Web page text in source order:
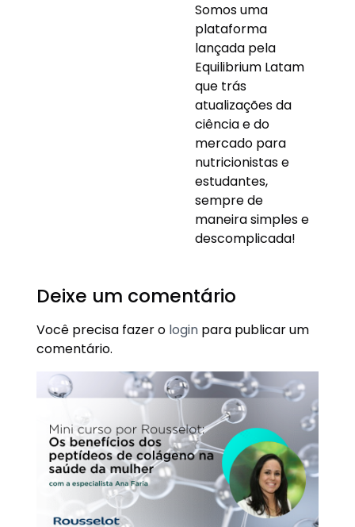
Somos uma
plataforma
lançada pela
Equilibrium Latam
que trás
atualizações da
ciência e do
mercado para
nutricionistas e
estudantes,
sempre de
maneira simples e
descomplicada!
Deixe um comentário
Você precisa fazer o login para publicar um
comentário.